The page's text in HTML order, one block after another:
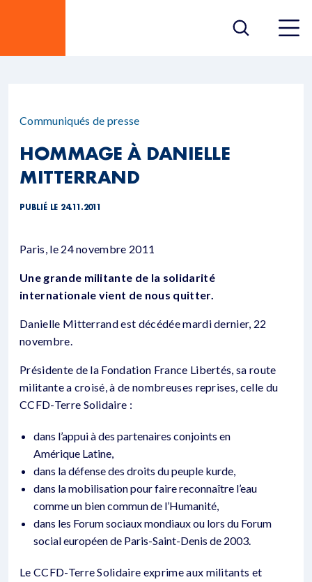
Communiqués de presse
HOMMAGE À DANIELLE
MITTERRAND
PUBLIÉ LE 24.11.2011
Paris, le 24 novembre 2011
Une grande militante de la solidarité
internationale vient de nous quitter.
Danielle Mitterrand est décédée mardi dernier, 22
novembre.
Présidente de la Fondation France Libertés, sa route
militante a croisé, à de nombreuses reprises, celle du
CCFD-Terre Solidaire :
dans l’appui à des partenaires conjoints en
Amérique Latine,
dans la défense des droits du peuple kurde,
dans la mobilisation pour faire reconnaître l’eau
comme un bien commun de l’Humanité,
dans les Forum sociaux mondiaux ou lors du Forum
social européen de Paris-Saint-Denis de 2003.
Le CCFD-Terre Solidaire exprime aux militants et